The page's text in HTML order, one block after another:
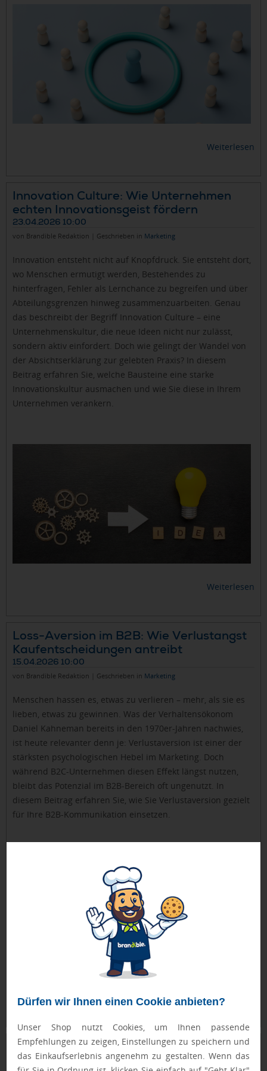
Dürfen wir Ihnen einen Cookie anbieten?
Unser Shop nutzt Cookies, um Ihnen passende
Empfehlungen zu zeigen, Einstellungen zu speichern und
das Einkaufserlebnis angenehm zu gestalten. Wenn das
Weiterlesen
Innovation Culture: Wie Unternehmen
echten Innovationsgeist fördern
23.04.2026 10:00
von Brandible Redaktion | Geschrieben in Marketing
Innovation entsteht nicht auf Knopfdruck. Sie entsteht dort,
wo Menschen ermutigt werden, Bestehendes zu
hinterfragen, Fehler als Lernchance zu begreifen und über
Abteilungsgrenzen hinweg zusammenzuarbeiten. Genau
das beschreibt der Begriff Innovation Culture – eine
Unternehmenskultur, die neue Ideen nicht nur zulässt,
sondern aktiv einfordert. Doch wie gelingt der Wandel von
der Absichtserklärung zur gelebten Praxis? In diesem
Beitrag erfahren Sie, welche Bausteine eine starke
Innovationskultur ausmachen und wie Sie diese in Ihrem
Unternehmen verankern.
Weiterlesen
Loss-Aversion im B2B: Wie Verlustangst
Kaufentscheidungen antreibt
15.04.2026 10:00
von Brandible Redaktion | Geschrieben in Marketing
Menschen hassen es, etwas zu verlieren – mehr, als sie es
lieben, etwas zu gewinnen. Was der Verhaltensökonom
Daniel Kahneman bereits in den 1970er-Jahren nachwies,
ist heute relevanter denn je: Verlustaversion ist einer der
stärksten psychologischen Hebel im Marketing. Doch
während B2C-Unternehmen diesen Effekt längst nutzen,
bleibt das Potenzial im B2B-Bereich oft ungenutzt. In
diesem Beitrag erfahren Sie, wie Sie Verlustaversion gezielt
für Ihre B2B-Kommunikation einsetzen.
Weiterlesen
Metaverse-Marketing: Virtuelle Messen
und Events